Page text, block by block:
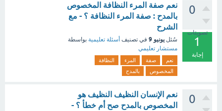
0
تصويتات
1
إجابة
نعم صفة المرء النظافة المخصوص
بالمدح : صفة المرء النظافة ؟ - مع
الشرح
سُئل يونيو 9 في تصنيف أسئلة تعليمية بواسطة
مستشار تعليمي
نعم صفة المرء
النظافة
المخصوص
بالمدح
0
‏نعم الإنسان النظيف النظيف هو
المخصوص بالمدح صح أم خطأ ؟ -